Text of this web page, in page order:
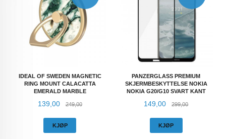
IDEAL OF SWEDEN MAGNETIC
RING MOUNT CALACATTA
EMERALD MARBLE
Tilbud
139,00 249,00Rabatt
KJØP
PANZERGLASS PREMIUM
SKJERMBESKYTTELSE NOKIA
NOKIA G20/G10 SVART KANT
Tilbud
149,00 299,00Rabatt
KJØP